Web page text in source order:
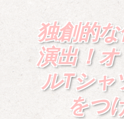
独創的
演出！
ルTシャ
をつ